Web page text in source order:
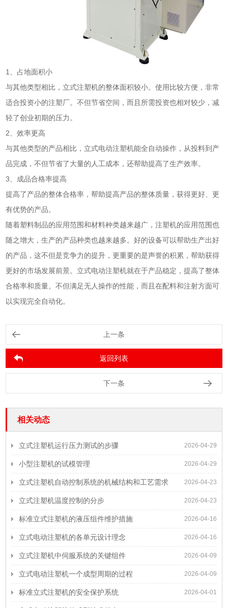
1、占地面积小
与其他类型相比，立式注塑机的整体面积较小。使用比较方便，非常
适合投资小的注塑厂。不但节省空间，而且所需投资也相对较少，减
轻了创业初期的压力。
2、效率更高
与其他类型的产品相比，立式电动注塑机能全自动操作，从投料到产
品完成，不但节省了大量的人工成本，还帮助提高了生产效率。
3、成品合格率提高
提高了产品的整体合格率，帮助提高产品的整体质量，获得更好、更
有优势的产品。
随着塑料制品的应用范围和材料种类越来越广，注塑机的应用范围也
随之增大，生产的产品种类也越来越多。好的设备可以帮助生产出好
的产品，这不但是竞争力的提升，更重要的是声誉的积累，帮助获得
更好的市场发展前景。立式电动注塑机就在于产品稳定，提高了整体
合格率和质量。不但满足无人操作的性能，而且在配料和注射方面可
以实现完全自动化。
上一条
返回列表
下一条
相关动态
2026-04-29
立式注塑机运行压力测试的步骤
2026-04-29
小型注塑机的试模管理
2026-04-23
立式注塑机自动控制系统的机械结构和工艺需求
2026-04-23
立式注塑机温度控制的分步
2026-04-16
标准立式注塑机的液压组件维护措施
2026-04-16
立式电动注塑机的各单元设计理念
2026-04-09
立式注塑机中伺服系统的关键组件
2026-04-09
立式电动注塑机一个成型周期的过程
2026-04-01
标准立式注塑机的安全保护系统